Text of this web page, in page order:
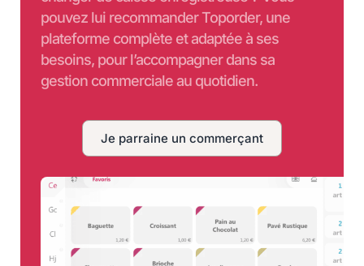
pouvez lui recommander Toporder, une
plateforme complète et adaptée à ses
besoins, pour l’accompagner dans sa
gestion commerciale au quotidien.
Je parraine un commerçant